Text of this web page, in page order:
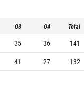
Q3 Q4 Total
35 36
141
41 27 132